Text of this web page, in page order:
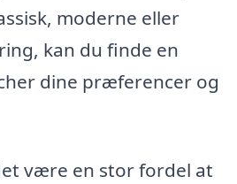
moderne eller
kan du finde en
dine præferencer og
være en stor fordel at